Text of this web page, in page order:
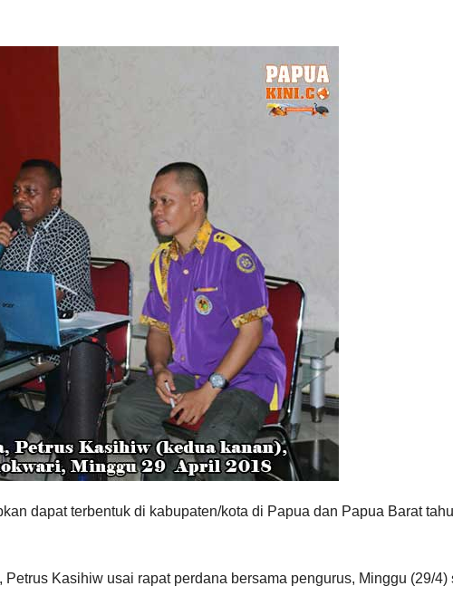
dapat terbentuk di kabupaten/kota di Papua dan Papua Barat
Petrus Kasihiw usai rapat perdana bersama pengurus, Minggu (29/4)